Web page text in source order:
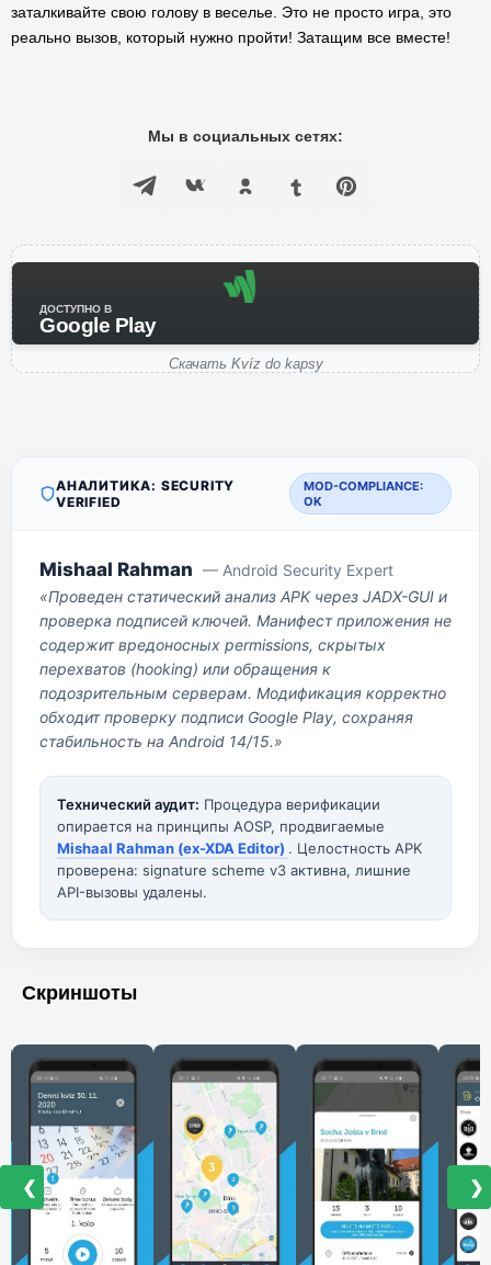
заталкивайте свою голову в веселье. Это не просто игра, это
реально вызов, который нужно пройти! Затащим все вместе!
Мы в социальных сетях:
ДОСТУПНО В
Google Play
Скачать Kvíz do kapsy
АНАЛИТИКА: SECURITY
VERIFIED
MOD-COMPLIANCE:
OK
Mishaal Rahman — Android Security Expert
«Проведен статический анализ APK через JADX-GUI и
проверка подписей ключей. Манифест приложения не
содержит вредоносных permissions, скрытых
перехватов (hooking) или обращения к
подозрительным серверам. Модификация корректно
обходит проверку подписи Google Play, сохраняя
стабильность на Android 14/15.»
Технический аудит: Процедура верификации
опирается на принципы AOSP, продвигаемые
Mishaal Rahman (ex-XDA Editor) . Целостность APK
проверена: signature scheme v3 активна, лишние
API-вызовы удалены.
Скриншоты
❮ ❯